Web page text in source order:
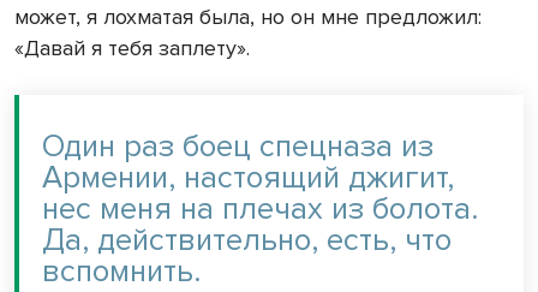
может, я лохматая была, но он мне предложил:
«Давай я тебя заплету».
Один раз боец спецназа из
Армении, настоящий джигит,
нес меня на плечах из болота.
Да, действительно, есть, что
вспомнить.